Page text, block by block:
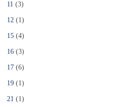
11 (3)
12 (1)
15 (4)
16 (3)
17 (6)
19 (1)
21 (1)